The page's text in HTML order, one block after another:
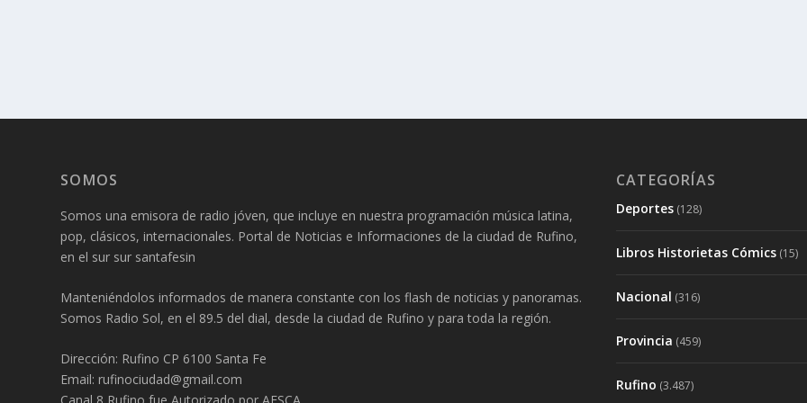
SOMOS
Somos una emisora de radio jóven, que incluye en nuestra programación música latina,
pop, clásicos, internacionales. Portal de Noticias e Informaciones de la ciudad de Rufino,
en el sur sur santafesin
Manteniéndolos informados de manera constante con los flash de noticias y panoramas.
Somos Radio Sol, en el 89.5 del dial, desde la ciudad de Rufino y para toda la región.
Dirección: Rufino CP 6100 Santa Fe
Email: rufinociudad@gmail.com
CATEGORÍAS
Deportes (128)
Libros Historietas Cómics (15)
Nacional (316)
Provincia (459)
Rufino (3.487)